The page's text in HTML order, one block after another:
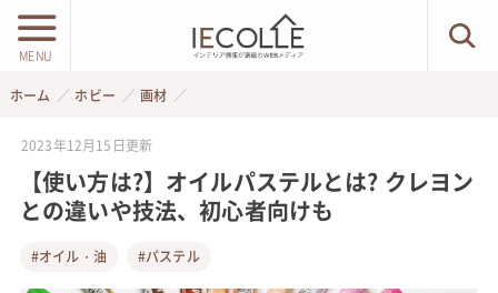
MENU
ホーム ホビー 画材
2023年12月15日更新
【使い方は?】オイルパステルとは? クレヨン
との違いや技法、初心者向けも
#オイル・油 #パステル